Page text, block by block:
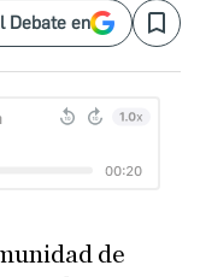
Debate en Save
de